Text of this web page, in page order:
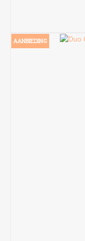
AANBIEDING